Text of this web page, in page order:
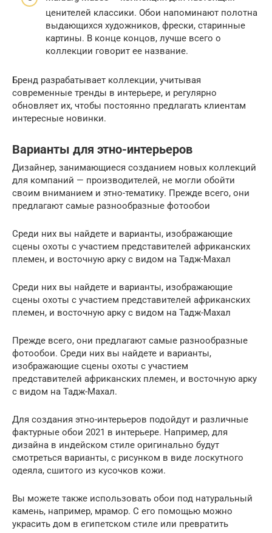
ценителей классики. Обои напоминают полотна
выдающихся художников, фрески, старинные
картины. В конце концов, лучше всего о
коллекции говорит ее название.
Бренд разрабатывает коллекции, учитывая
современные тренды в интерьере, и регулярно
обновляет их, чтобы постоянно предлагать клиентам
интересные новинки.
Варианты для этно-интерьеров
Дизайнер, занимающиеся созданием новых коллекций
для компаний — производителей, не могли обойти
своим вниманием и этно-тематику. Прежде всего, они
предлагают самые разнообразные фотообои
Среди них вы найдете и варианты, изображающие
сцены охоты с участием представителей африканских
племен, и восточную арку с видом на Тадж-Махал
Среди них вы найдете и варианты, изображающие
сцены охоты с участием представителей африканских
племен, и восточную арку с видом на Тадж-Махал
Прежде всего, они предлагают самые разнообразные
фотообои. Среди них вы найдете и варианты,
изображающие сцены охоты с участием
представителей африканских племен, и восточную арку
с видом на Тадж-Махал.
Для создания этно-интерьеров подойдут и различные
фактурные обои 2021 в интерьере. Например, для
дизайна в индейском стиле оригинально будут
смотреться варианты, с рисунком в виде лоскутного
одеяла, сшитого из кусочков кожи.
Вы можете также использовать обои под натуральный
камень, например, мрамор. С его помощью можно
украсить дом в египетском стиле или превратить